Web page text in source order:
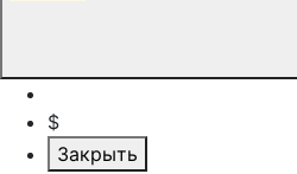
$
Закрыть